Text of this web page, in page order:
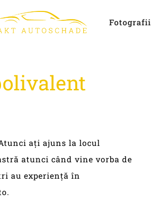
Fotografii
ați ajuns la locul
atunci când vine vorba de
au experiență în